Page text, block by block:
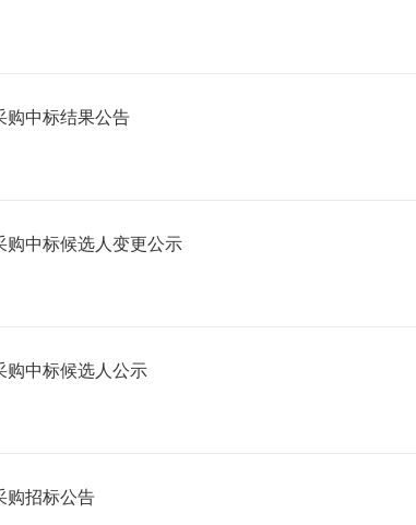
购中标结果公告
购中标候选人变更公示
购中标候选人公示
购招标公告